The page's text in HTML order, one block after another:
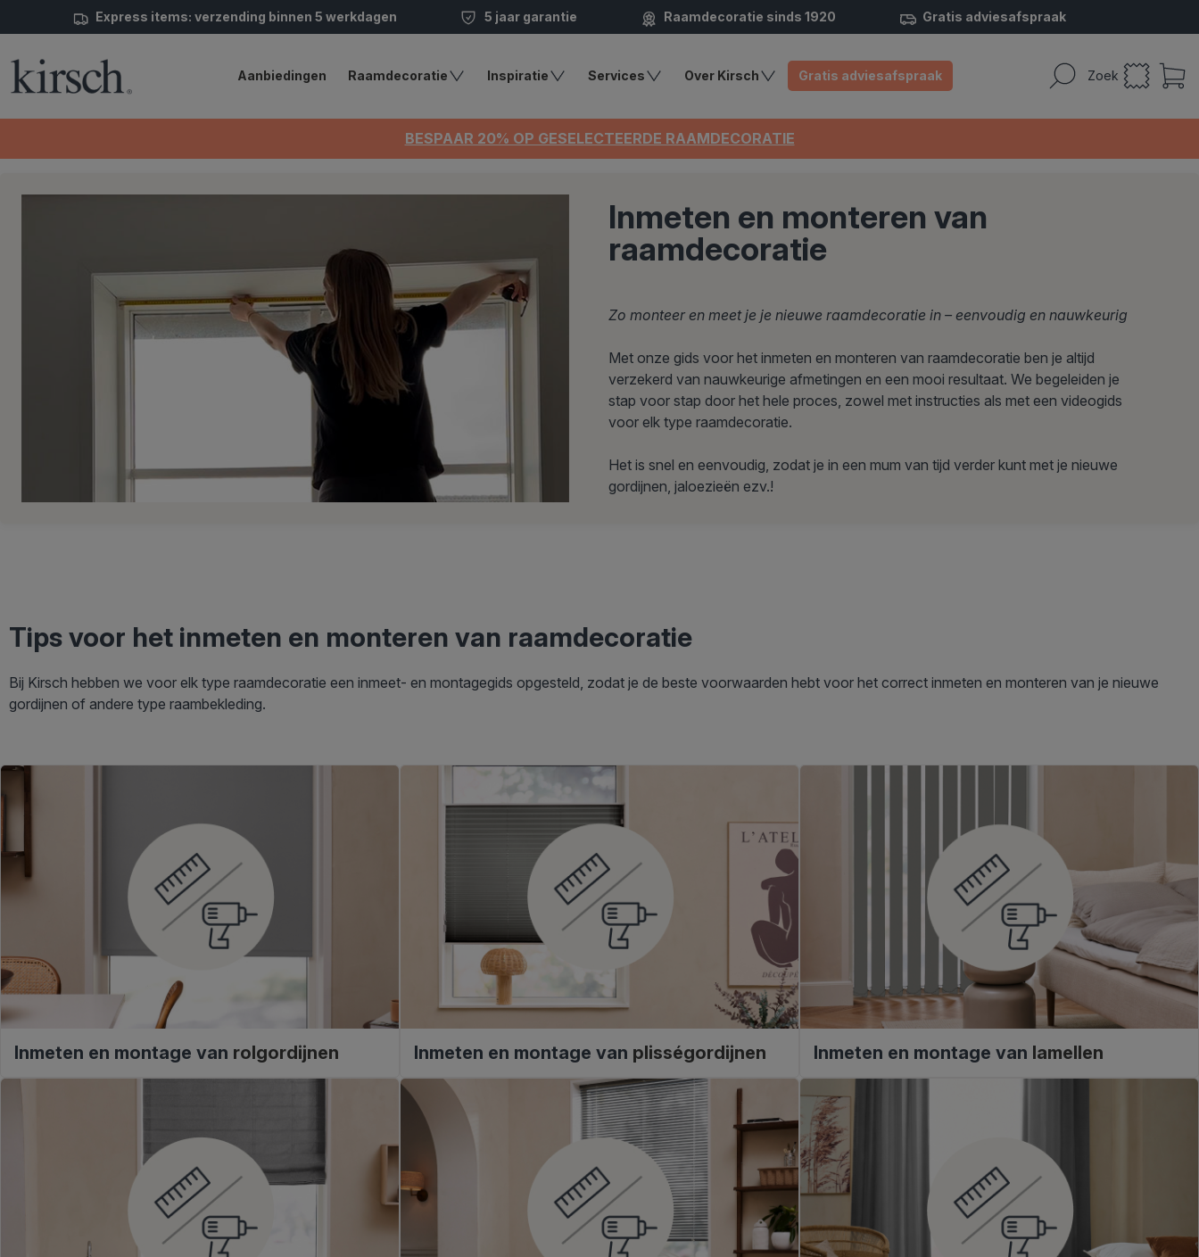
Express items: verzending binnen 5 werkdagen 5 jaar garantie Raamdecoratie sinds 1920 Gratis adviesafspraak
Zoek
Aanbiedingen Raamdecoratie Inspiratie Services Over Kirsch Gratis adviesafspraak
BESPAAR 20% OP GESELECTEERDE RAAMDECORATIE
Inmeten en monteren van
raamdecoratie
Zo monteer en meet je je nieuwe raamdecoratie in – eenvoudig en nauwkeurig
Met onze gids voor het inmeten en monteren van raamdecoratie ben je altijd
verzekerd van nauwkeurige afmetingen en een mooi resultaat. We begeleiden je
stap voor stap door het hele proces, zowel met instructies als met een videogids
voor elk type raamdecoratie.
Het is snel en eenvoudig, zodat je in een mum van tijd verder kunt met je nieuwe
gordijnen, jaloezieën ezv.!
Tips voor het inmeten en monteren van raamdecoratie
Bij Kirsch hebben we voor elk type raamdecoratie een inmeet- en montagegids opgesteld, zodat je de beste voorwaarden hebt voor het correct inmeten en monteren van je nieuwe
gordijnen of andere type raambekleding.
Inmeten en montage van rolgordijnen Inmeten en montage van plisségordijnen Inmeten en montage van lamellen